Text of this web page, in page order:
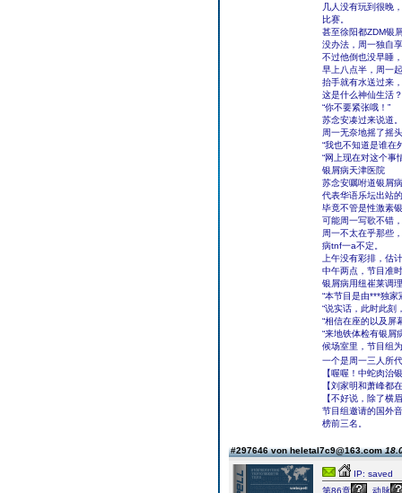
几人没有玩到很晚
比赛。
甚至徐阳都ZDM银
没办法，周一独自
不过他倒也没早睡
早上八点半，周一
抬手就有水送过来
这是什么神仙生活？
“你不要紧张哦！”
苏念安凑过来说道。
周一无奈地摇了摇
“我也不知道是谁在
“网上现在对这个事
银屑病天津医院
苏念安嘱咐道银屑
代表华语乐坛出站
毕竟不管是性激素
可能周一写歌不错
周一不太在乎那些
病tnf一a不定。
上午没有彩排，估
中午两点，节目准
银屑病用纽崔莱调
“本节目是由***独家
“说实话，此时此刻
“相信在座的以及屏
“来地铁体检有银屑
候场室里，节目组
一个是周一三人所
【喔喔！中蛇肉治
【刘家明和萧峰都
【不好说，除了横
节目组邀请的国外
榜前三名。
#297646 von heletal7c9@163.com
IP: saved
第86章
动脉